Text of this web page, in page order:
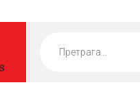
search